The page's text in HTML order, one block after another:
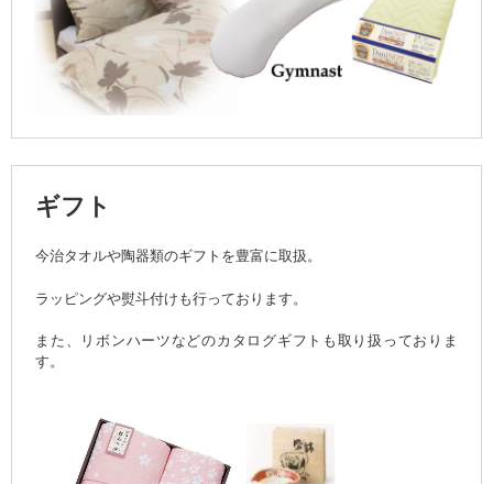
ギフト
今治タオルや陶器類のギフトを豊富に取扱。
ラッピングや熨斗付けも行っております。
また、リボンハーツなどのカタログギフトも取り扱っておりま
す。